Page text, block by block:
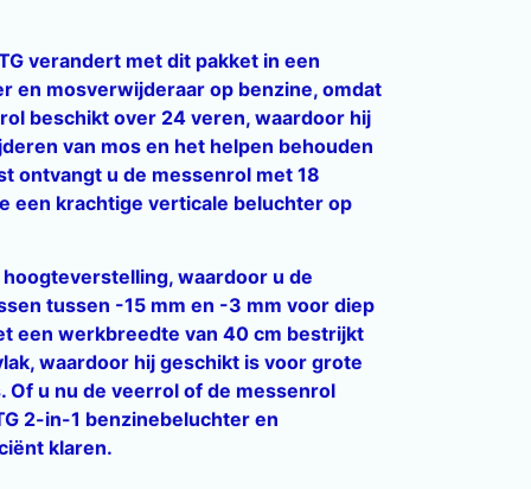
verandert met dit pakket in een
en mosverwijderaar op benzine, omdat
beschikt over 24 veren, waardoor hij
van mos en het helpen behouden
ontvangt u de messenrol met 18
een krachtige verticale beluchter op
waardoor u de
tussen -15 mm en -3 mm voor diep
een werkbreedte van 40 cm bestrijkt
waardoor hij geschikt is voor grote
Of u nu de veerrol of de messenrol
2-in-1 benzinebeluchter en
klaren.